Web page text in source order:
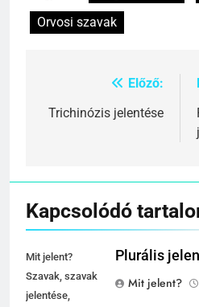
Orvosi szavak
Bejegyzés
navigáció
Előző:
Trichinózis jelentése
Kapcsolódó
Mit jelent?
Szavak, szavak
jelentése,
Plurális
Mit jelent?